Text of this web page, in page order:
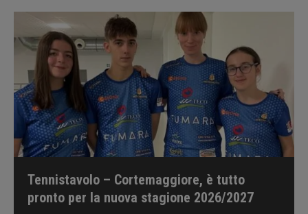
Tennistavolo – Cortemaggiore, è tutto
pronto per la nuova stagione 2026/2027